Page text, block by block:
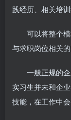
践经历、相关培
可以将整个
与求职岗位相关
一般正规的
实习生并未和企
技能，在工作中